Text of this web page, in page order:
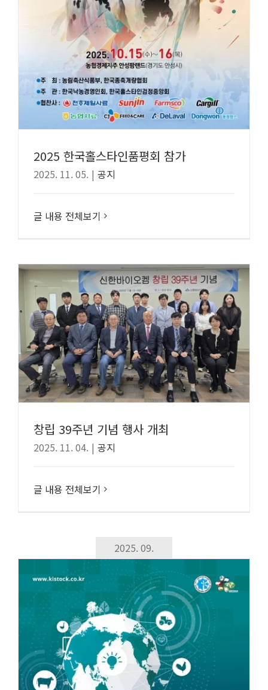
2025 한국홀스타인품평회 참가
2025. 11. 05. | 공지
글 내용 전체보기
창립 39주년 기념 행사 개최
2025. 11. 04. | 공지
글 내용 전체보기
2025. 09.